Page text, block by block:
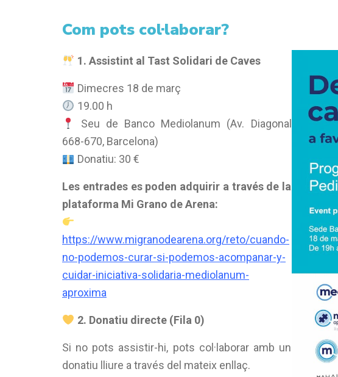
Com pots col·laborar?
1. Assistint al Tast Solidari de Caves
Dimecres 18 de març
19.00 h
Seu de Banco Mediolanum (Av. Diagonal
668-670, Barcelona)
Donatiu: 30 €
Les entrades es poden adquirir a través de la
plataforma Mi Grano de Arena:
https://www.migranodearena.org/reto/cuando-
no-podemos-curar-si-podemos-acompanar-y-
cuidar-iniciativa-solidaria-mediolanum-
aproxima
2. Donatiu directe (Fila 0)
Si no pots assistir-hi, pots col·laborar amb un
donatiu lliure a través del mateix enllaç.